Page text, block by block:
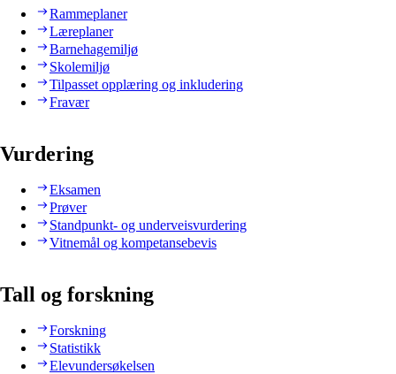
Rammeplaner
Læreplaner
Barnehagemiljø
Skolemiljø
Tilpasset opplæring og inkludering
Fravær
Vurdering
Eksamen
Prøver
Standpunkt- og underveisvurdering
Vitnemål og kompetansebevis
Tall og forskning
Forskning
Statistikk
Elevundersøkelsen